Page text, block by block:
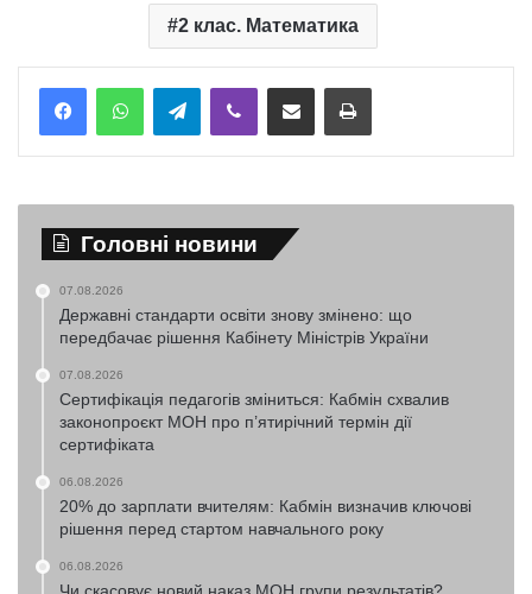
2 клас. Математика
TelegramViber Надіслати електронною поштоюНадрукувати
Головні новини
07.08.2026
Державні стандарти освіти знову змінено: що
передбачає рішення Кабінету Міністрів України
07.08.2026
Сертифікація педагогів зміниться: Кабмін схвалив
законопроєкт МОН про п’ятирічний термін дії
сертифіката
06.08.2026
20% до зарплати вчителям: Кабмін визначив ключові
рішення перед стартом навчального року
06.08.2026